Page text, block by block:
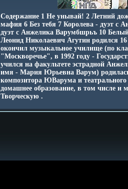
Содержание 1 Не унывай! 2 Летний
мафия 6 Без тебя 7 Королева - дуэт с
дуэт с Анжелика Варумбшрьъ 10
Леонид Николаевич Агутин родился
окончил музыкальное училище (по
"Москворечье", в 1992 году -
учился на факультете эстрадной
имя - Мария Юрьевна Варум)
композитора ЮВарума и
домашнее образование, в том числе и
Творческую .